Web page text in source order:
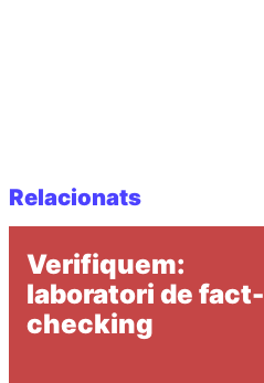
Relacionats
Verifiquem:
laboratori de fact-
checking